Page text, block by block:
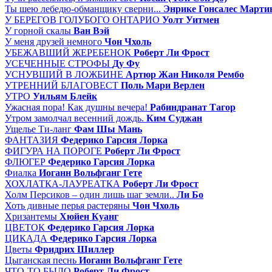
Ты шею лебедю-обманщику сверни... Энрике Гонсалес
У БЕРЕГОВ ГОЛУБОГО ОНТАРИО Уолт Уитмен
У горной скалы Ван Вэй
У меня друзей немного Чон Чхоль
УБЕЖАВШИЙ ЖЕРЕБЕНОК Роберт Ли Фрост
УСЕЧЕННЫЕ СТРОФЫ Ду Фу
УСНУВШИЙ В ЛОЖБИНЕ Артюр Жан Николя Рембо
УТРЕННИЙ БЛАГОВЕСТ Поль Мари Верлен
УТРО Уильям Блейк
Ужасная пора! Как душны вечера! Рабиндранат Тагор
Утром замолчал весенний дождь. Ким Суджан
Ущелье Ти-ланг Фам Шы Мань
ФАНТАЗИЯ Федерико Гарсия Лорка
ФИГУРА НА ПОРОГЕ Роберт Ли Фрост
ФЛЮГЕР Федерико Гарсия Лорка
Фиалка Иоганн Вольфганг Гете
ХОХЛАТКА-ЛАУРЕАТКА Роберт Ли Фрост
Холм Персиков – один лишь шаг земли.. Ли Бо
Хоть дивные перья растеряны Чон Чхоль
Хризантемы Хюйен Куанг
ЦВЕТОК Федерико Гарсия Лорка
ЦИКАДА Федерико Гарсия Лорка
Цветы Фридрих Шиллер
Цыганская песнь Иоганн Вольфганг Гете